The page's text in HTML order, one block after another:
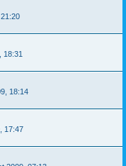
18:31
18:14
17:47